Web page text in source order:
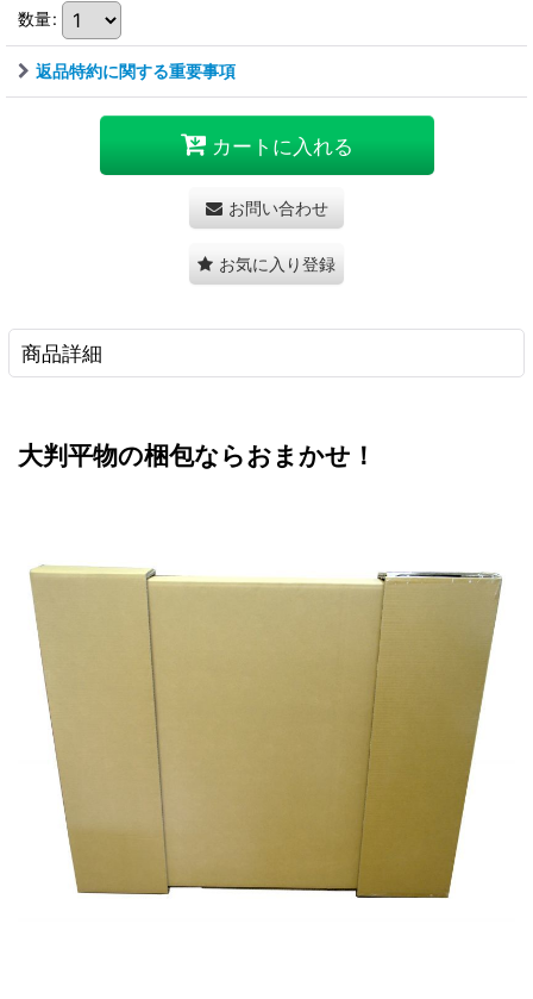
数量:
返品特約に関する重要事項
カートに入れる
お問い合わせ
お気に入り登録
商品詳細
大判平物の梱包ならおまかせ！